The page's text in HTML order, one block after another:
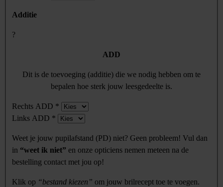
Additie
?
ADD
Dit is de toevoeging (additie) die we nodig hebben om te
bepalen hoe sterk jouw leesgedeelte is.
Rechts ADD *
Links ADD *
Weet je jouw pupilafstand (PD) niet? Geen probleem! Vul dan
in “weet ik niet” en onze opticiens nemen meteen na de
bestelling contact met jou op!
Klik op “bestand kiezen” om jouw brilrecept toe te voegen.